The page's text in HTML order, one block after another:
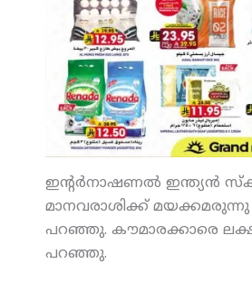
ഇന്റര്‍നാഷണല്‍ ഇന്ത്യന്‍
മാനവരാശിക്ക്
പറഞ്ഞു. കൗമാരക്കാരെ
പറഞ്ഞു.